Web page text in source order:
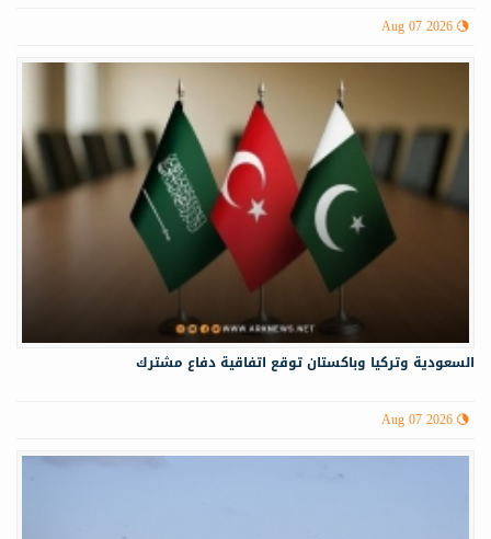
Aug 07 2026
السعودية وتركيا وباكستان توقع اتفاقية دفاع مشترك
Aug 07 2026